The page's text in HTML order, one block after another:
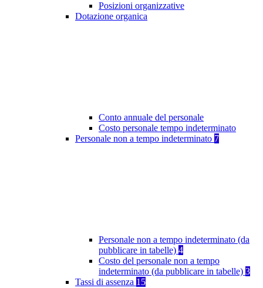
Posizioni organizzative
Dotazione organica
Conto annuale del personale
Costo personale tempo indeterminato
Personale non a tempo indeterminato 7
Personale non a tempo indeterminato (da
pubblicare in tabelle) 4
Costo del personale non a tempo
indeterminato (da pubblicare in tabelle) 3
Tassi di assenza 15